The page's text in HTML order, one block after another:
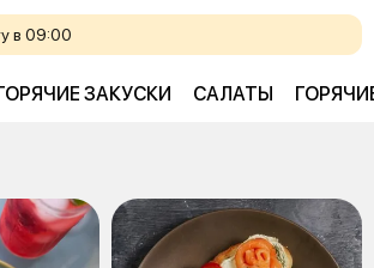
в 09:00
ЗАКУСКИ САЛАТЫ